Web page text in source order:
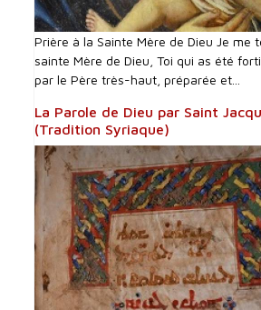
Prière à la Sainte Mère de Dieu Je me
sainte Mère de Dieu, Toi qui as été
par le Père très-haut, préparée et...
La Parole de Dieu par Saint
(Tradition Syriaque)